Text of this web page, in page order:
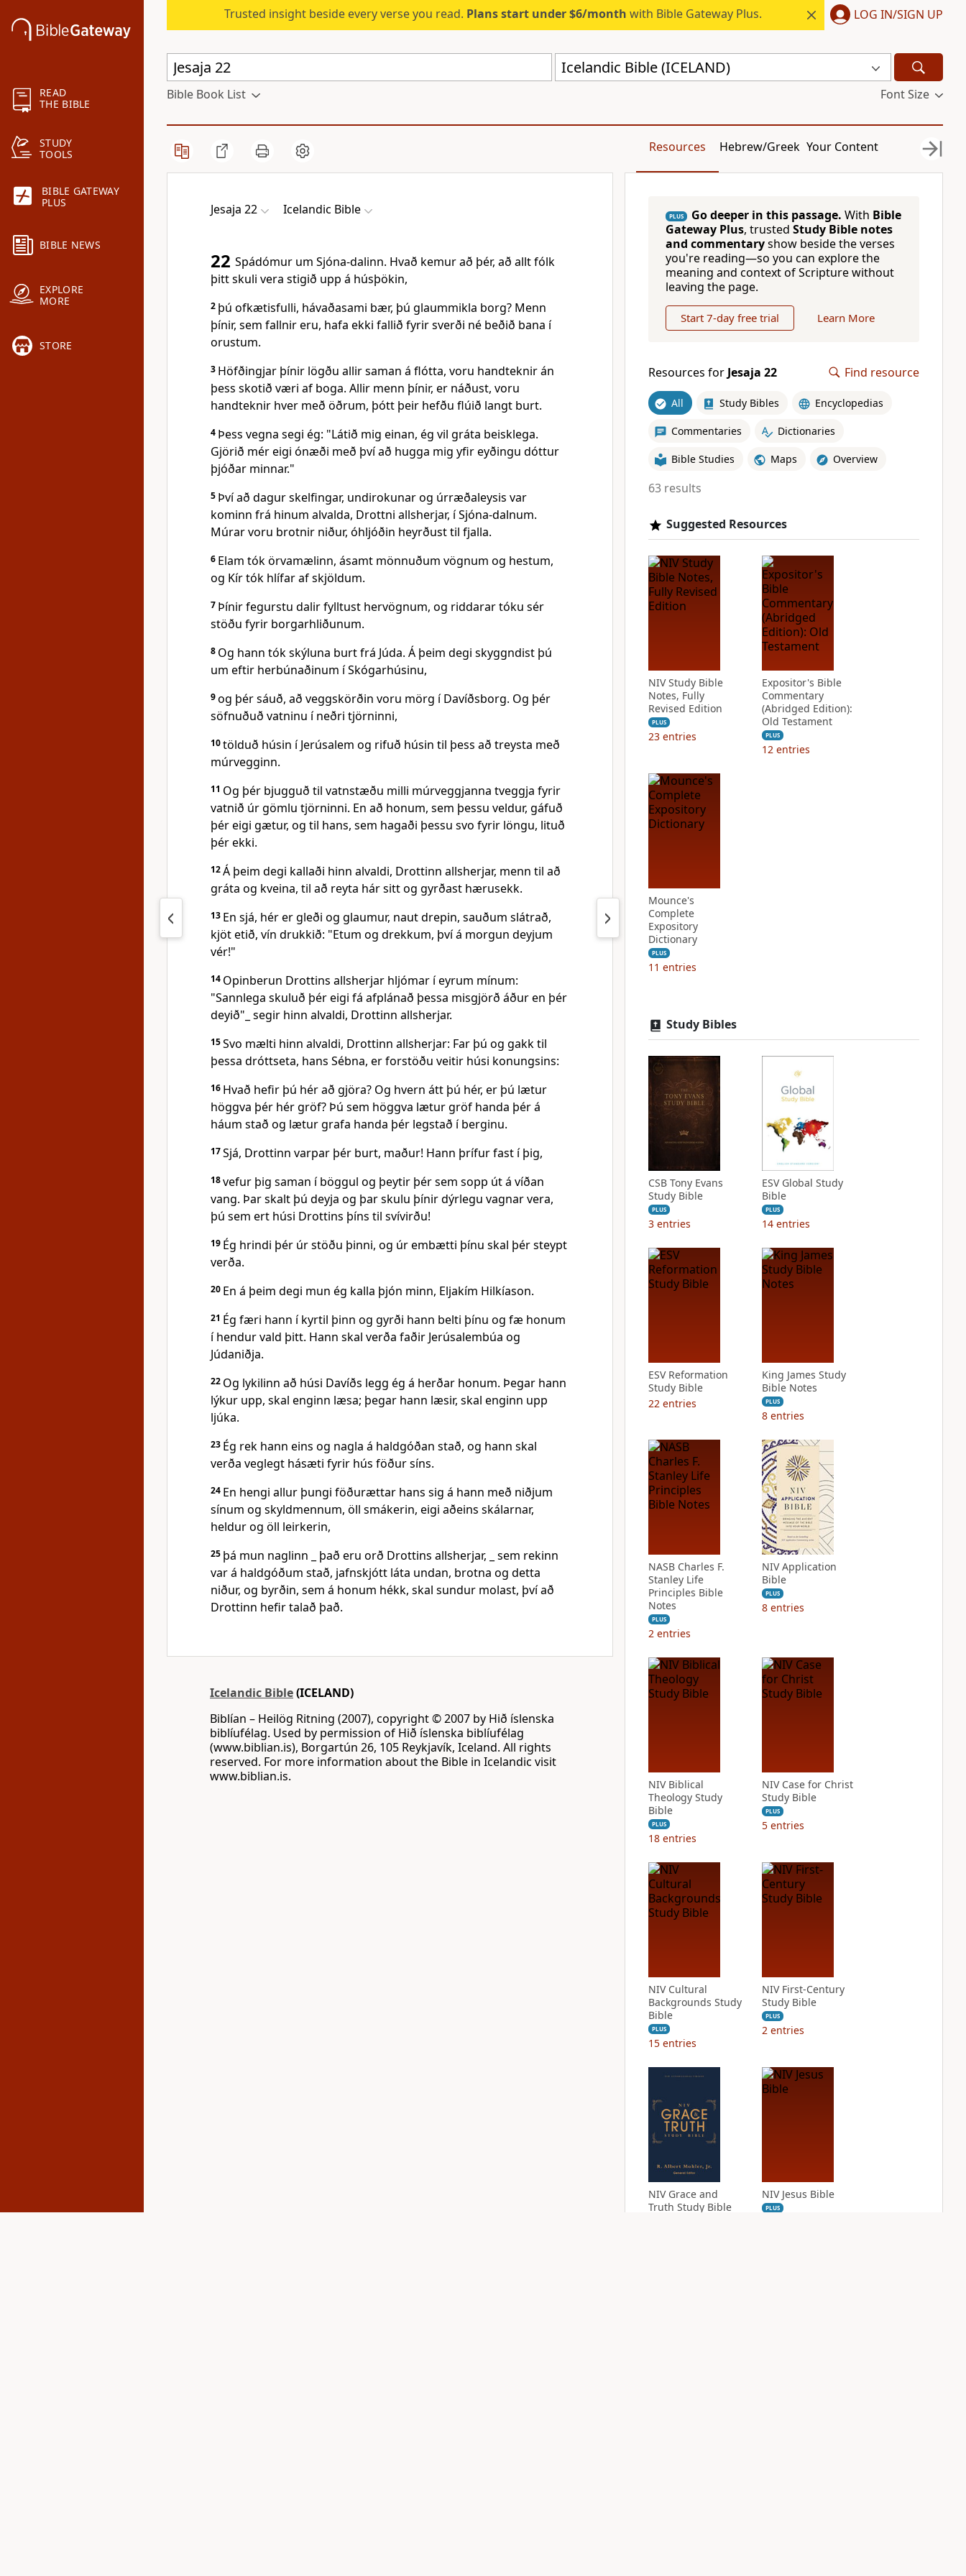
READ
THE BIBLE
STUDY
TOOLS
BIBLE GATEWAY
PLUS
BIBLE NEWS
EXPLORE
MORE
STORE
Trusted insight beside every verse you read. Plans start under $6/month with Bible Gateway Plus. LOG IN/SIGN UP
Icelandic Bible (ICELAND)
Bible Book List Font Size
Resources Hebrew/Greek Your Content
Jesaja 22 Icelandic Bible
22 Spádómur um Sjóna-dalinn. Hvað kemur að þér, að allt fólk
þitt skuli vera stigið upp á húsþökin,
2 þú ofkætisfulli, hávaðasami bær, þú glaummikla borg? Menn
þínir, sem fallnir eru, hafa ekki fallið fyrir sverði né beðið bana í
orustum.
3 Höfðingjar þínir lögðu allir saman á flótta, voru handteknir án
þess skotið væri af boga. Allir menn þínir, er náðust, voru
handteknir hver með öðrum, þótt þeir hefðu flúið langt burt.
4 Þess vegna segi ég: "Látið mig einan, ég vil gráta beisklega.
Gjörið mér eigi ónæði með því að hugga mig yfir eyðingu dóttur
þjóðar minnar."
5 Því að dagur skelfingar, undirokunar og úrræðaleysis var
kominn frá hinum alvalda, Drottni allsherjar, í Sjóna-dalnum.
Múrar voru brotnir niður, óhljóðin heyrðust til fjalla.
6 Elam tók örvamælinn, ásamt mönnuðum vögnum og hestum,
og Kír tók hlífar af skjöldum.
7 Þínir fegurstu dalir fylltust hervögnum, og riddarar tóku sér
stöðu fyrir borgarhliðunum.
8 Og hann tók skýluna burt frá Júda. Á þeim degi skyggndist þú
um eftir herbúnaðinum í Skógarhúsinu,
9og þér sáuð, að veggskörðin voru mörg í Davíðsborg. Og þér
söfnuðuð vatninu í neðri tjörninni,
10tölduð húsin í Jerúsalem og rifuð húsin til þess að treysta með
múrvegginn.
11 Og þér bjugguð til vatnstæðu milli múrveggjanna tveggja fyrir
vatnið úr gömlu tjörninni. En að honum, sem þessu veldur, gáfuð
þér eigi gætur, og til hans, sem hagaði þessu svo fyrir löngu, lituð
þér ekki.
12Á þeim degi kallaði hinn alvaldi, Drottinn allsherjar, menn til að
gráta og kveina, til að reyta hár sitt og gyrðast hærusekk.
13 En sjá, hér er gleði og glaumur, naut drepin, sauðum slátrað,
kjöt etið, vín drukkið: "Etum og drekkum, því á morgun deyjum
vér!"
14 Opinberun Drottins allsherjar hljómar í eyrum mínum:
"Sannlega skuluð þér eigi fá afplánað þessa misgjörð áður en þér
deyið"_ segir hinn alvaldi, Drottinn allsherjar.
15Svo mælti hinn alvaldi, Drottinn allsherjar: Far þú og gakk til
þessa dróttseta, hans Sébna, er forstöðu veitir húsi konungsins:
16 Hvað hefir þú hér að gjöra? Og hvern átt þú hér, er þú lætur
höggva þér hér gröf? Þú sem höggva lætur gröf handa þér á
háum stað og lætur grafa handa þér legstað í berginu.
17Sjá, Drottinn varpar þér burt, maður! Hann þrífur fast í þig,
18vefur þig saman í böggul og þeytir þér sem sopp út á víðan
vang. Þar skalt þú deyja og þar skulu þínir dýrlegu vagnar vera,
þú sem ert húsi Drottins þíns til svívirðu!
19 Ég hrindi þér úr stöðu þinni, og úr embætti þínu skal þér steypt
verða.
20 En á þeim degi mun ég kalla þjón minn, Eljakím Hilkíason.
21 Ég færi hann í kyrtil þinn og gyrði hann belti þínu og fæ honum
í hendur vald þitt. Hann skal verða faðir Jerúsalembúa og
Júdaniðja.
22 Og lykilinn að húsi Davíðs legg ég á herðar honum. Þegar hann
lýkur upp, skal enginn læsa; þegar hann læsir, skal enginn upp
ljúka.
23 Ég rek hann eins og nagla á haldgóðan stað, og hann skal
verða veglegt hásæti fyrir hús föður síns.
24 En hengi allur þungi föðurættar hans sig á hann með niðjum
sínum og skyldmennum, öll smákerin, eigi aðeins skálarnar,
heldur og öll leirkerin,
25 þá mun naglinn _ það eru orð Drottins allsherjar, _ sem rekinn
var á haldgóðum stað, jafnskjótt láta undan, brotna og detta
niður, og byrðin, sem á honum hékk, skal sundur molast, því að
Drottinn hefir talað það.
Icelandic Bible(ICELAND)
Biblían – Heilög Ritning (2007), copyright © 2007 by Hið íslenska
biblíufélag. Used by permission of Hið íslenska biblíufélag
(www.biblian.is), Borgartún 26, 105 Reykjavík, Iceland. All rights
reserved. For more information about the Bible in Icelandic visit
www.biblian.is.
PLUS Go deeper in this passage. With Bible
Gateway Plus, trusted Study Bible notes
and commentaryshow beside the verses
you're reading—so you can explore the
meaning and context of Scripture without
leaving the page.
Start 7-day free trial Learn More
Resources for Jesaja 22 Find resource
All Study Bibles Encyclopedias
Commentaries Dictionaries
Bible Studies Maps Overview
63 results
Suggested Resources
NIV Study Bible
Notes, Fully
Revised Edition
PLUS
23 entries
Expositor's Bible
Commentary
(Abridged Edition):
Old Testament
PLUS
12 entries
Mounce's
Complete
Expository
Dictionary
PLUS
11 entries
Study Bibles
CSB Tony Evans
Study Bible
PLUS
3 entries
ESV Global Study
Bible
PLUS
14 entries
ESV Reformation
Study Bible
22 entries
King James Study
Bible Notes
PLUS
8 entries
NASB Charles F.
Stanley Life
Principles Bible
Notes
PLUS
2 entries
NIV Application
Bible
PLUS
8 entries
NIV Biblical
Theology Study
Bible
PLUS
18 entries
NIV Case for Christ
Study Bible
PLUS
5 entries
NIV Cultural
Backgrounds Study
Bible
PLUS
15 entries
NIV First-Century
Study Bible
PLUS
2 entries
NIV Grace and
Truth Study Bible
NIV Jesus Bible
PLUS